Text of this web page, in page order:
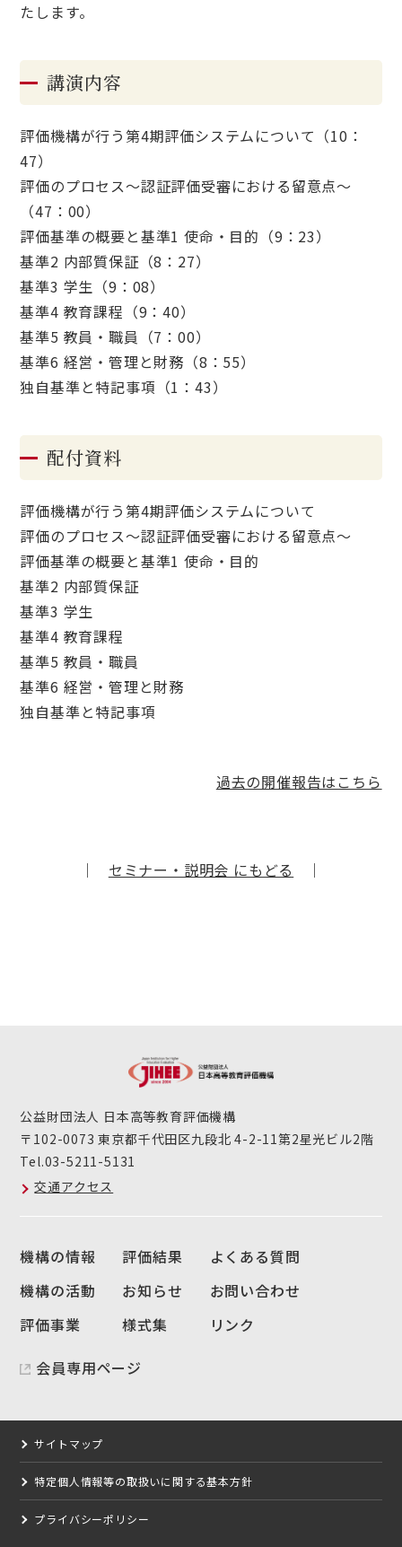
たします。
講演内容
評価機構が行う第4期評価システムについて（10：
47）
評価のプロセス～認証評価受審における留意点～
（47：00）
評価基準の概要と基準1 使命・目的（9：23）
基準2 内部質保証（8：27）
基準3 学生（9：08）
基準4 教育課程（9：40）
基準5 教員・職員（7：00）
基準6 経営・管理と財務（8：55）
独自基準と特記事項（1：43）
配付資料
評価機構が行う第4期評価システムについて
評価のプロセス～認証評価受審における留意点～
評価基準の概要と基準1 使命・目的
基準2 内部質保証
基準3 学生
基準4 教育課程
基準5 教員・職員
基準6 経営・管理と財務
独自基準と特記事項
過去の開催報告はこちら
｜ セミナー・説明会 にもどる ｜
公益財団法人 日本高等教育評価機構
〒102-0073 東京都千代田区九段北 4-2-11第2星光ビル2階
Tel.03-5211-5131
交通アクセス
機構の情報
機構の活動
評価事業
評価結果
お知らせ
様式集
よくある質問
お問い合わせ
リンク
会員専用ページ
サイトマップ
特定個人情報等の取扱いに関する基本方針
プライバシーポリシー